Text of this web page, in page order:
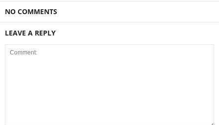
NO COMMENTS
LEAVE A REPLY